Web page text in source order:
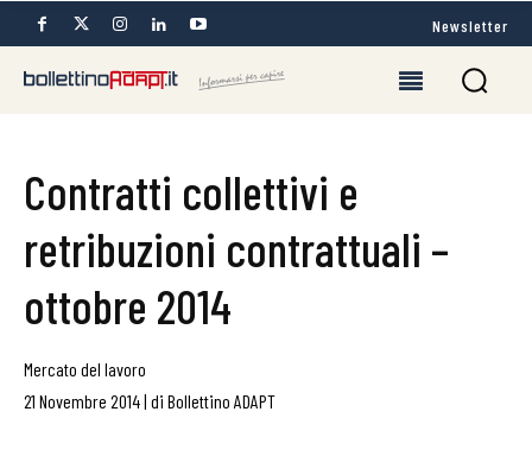
Newsletter
Contratti collettivi e
retribuzioni contrattuali –
ottobre 2014
Mercato del lavoro
21 Novembre 2014| di Bollettino ADAPT